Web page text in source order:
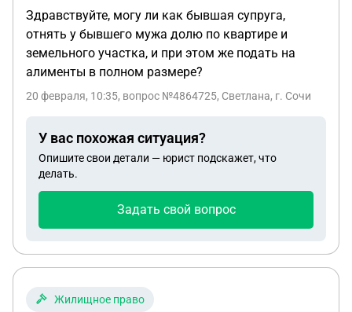
Здравствуйте, могу ли как бывшая супруга,
отнять у бывшего мужа долю по квартире и
земельного участка, и при этом же подать на
алименты в полном размере?
20 февраля, 10:35, вопрос №4864725, Светлана, г. Сочи
У вас похожая ситуация?
Опишите свои детали — юрист подскажет, что
делать.
Задать свой вопрос
Жилищное право